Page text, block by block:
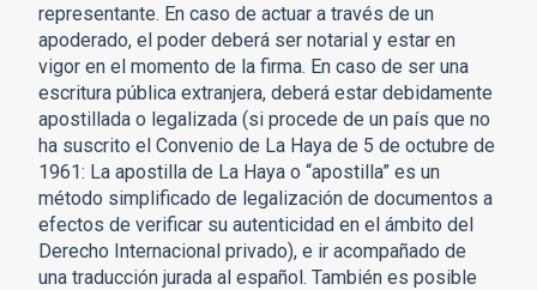
representante. En caso de actuar a través de un
apoderado, el poder deberá ser notarial y estar en
vigor en el momento de la firma. En caso de ser una
escritura pública extranjera, deberá estar debidamente
apostillada o legalizada (si procede de un país que no
ha suscrito el Convenio de La Haya de 5 de octubre de
1961: La apostilla de La Haya o “apostilla” es un
método simplificado de legalización de documentos a
efectos de verificar su autenticidad en el ámbito del
Derecho Internacional privado), e ir acompañado de
una traducción jurada al español. También es posible